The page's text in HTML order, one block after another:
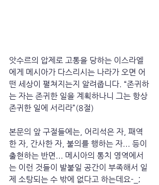
앗수르의 압제로 고통을 당하는 이스라엘
에게 메시아가 다스리시는 나라가 오면 어
떤 세상이 펼쳐지는지 알려줍니다. “존귀하
는 자는 존귀한 일을 계획하나니 그는 항상
존귀한 일에 서리라”(8절)
본문의 앞 구절들에는, 어리석은 자, 패역
한 자, 간사한 자, 불의를 행하는 자... 등이
출현하는 반면... 메시아의 통치 영역에서
는 이런 것들이 발붙일 공간이 부족해서 일
제 소탕되는 수 밖에 없다고 하는데요-_;